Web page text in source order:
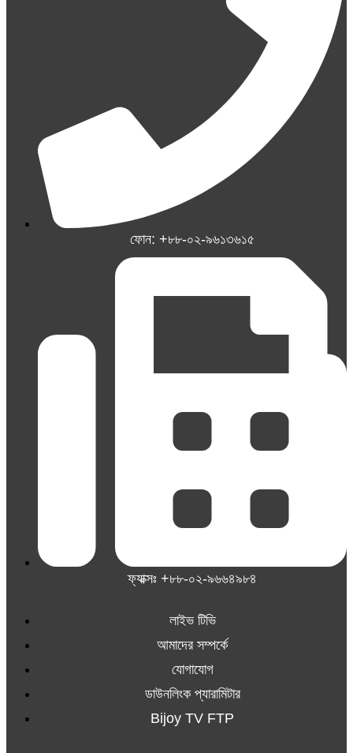
ফোন: +৮৮-০২-৯৬১৩৬১৫
ফ্যাক্সঃ +৮৮-০২-৯৬৬৪৯৮৪
লাইভ টিভি
আমাদের সম্পর্কে
যোগাযোগ
ডাউনলিংক প্যারামিটার
Bijoy TV FTP